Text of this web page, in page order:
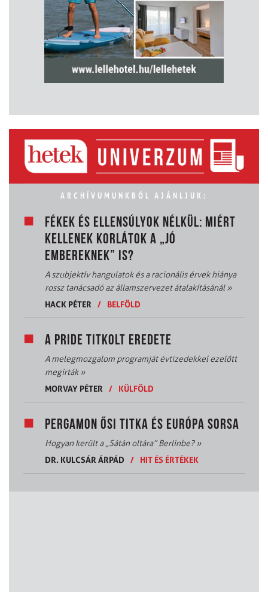
ARCHÍVUMUNKBÓL AJÁNLJUK:
FÉKEK ÉS ELLENSÚLYOK NÉLKÜL: MIÉRT
KELLENEK KORLÁTOK A „JÓ
EMBEREKNEK” IS?
A szubjektív hangulatok és a racionális érvek hiánya
rossz tanácsadó az államszervezet átalakításánál»
HACK PÉTER
/ BELFÖLD
A PRIDE TITKOLT EREDETE
A melegmozgalom programját évtizedekkel ezelőtt
megírták»
MORVAY PÉTER
/ KÜLFÖLD
PERGAMON ŐSI TITKA ÉS EURÓPA SORSA
Hogyan került a „Sátán oltára” Berlinbe?»
DR. KULCSÁR ÁRPÁD
/ HIT ÉS ÉRTÉKEK